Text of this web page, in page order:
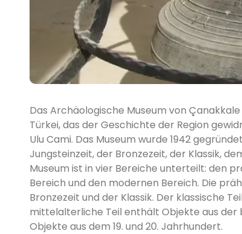
Das Archäologische Museum von
Türkei, das der Geschichte der Region
Ulu Cami. Das Museum wurde 1942
Jungsteinzeit, der Bronzezeit, der Klassik,
Museum ist in vier Bereiche unterteilt: den
Bereich und den modernen Bereich. Die
Bronzezeit und der Klassik. Der klassische
mittelalterliche Teil enthält Objekte aus der
Objekte aus dem 19. und 20. Jahrhundert.